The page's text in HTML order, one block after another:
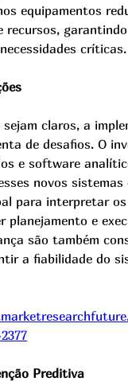
equipamentos
recursos,
críticas.
claros, a
de desafios. O
e software
novos
para interpretar
planejamento e
são também
a fiabilidade do
Preditiva